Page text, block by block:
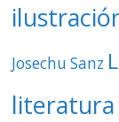
Josechu Sanz
literatura